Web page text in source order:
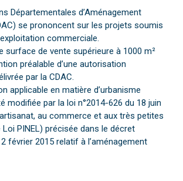
Départementales d’Aménagement
se prononcent sur les projets soumis
commerciale.
surface de vente supérieure à 1000 m²
préalable d’une autorisation
par la CDAC.
applicable en matière d’urbanisme
modifiée par la loi n°2014-626 du 18 juin
au commerce et aux très petites
PINEL) précisée dans le décret
février 2015 relatif à l’aménagement